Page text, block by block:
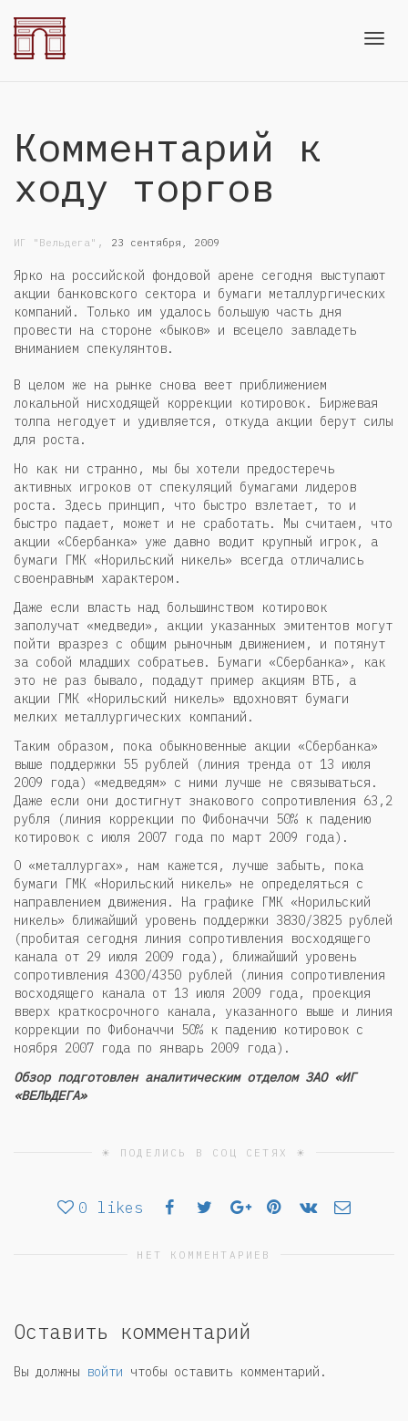
Комментарий к
ходу торгов
ИГ "Вельдега" , 23 сентября, 2009
Ярко на российской фондовой арене сегодня выступают
акции банковского сектора и бумаги металлургических
компаний. Только им удалось большую часть дня
провести на стороне «быков» и всецело завладеть
вниманием спекулянтов.
В целом же на рынке снова веет приближением
локальной нисходящей коррекции котировок. Биржевая
толпа негодует и удивляется, откуда акции берут силы
для роста.
Но как ни странно, мы бы хотели предостеречь
активных игроков от спекуляций бумагами лидеров
роста. Здесь принцип, что быстро взлетает, то и
быстро падает, может и не сработать. Мы считаем, что
акции «Сбербанка» уже давно водит крупный игрок, а
бумаги ГМК «Норильский никель» всегда отличались
своенравным характером.
Даже если власть над большинством котировок
заполучат «медведи», акции указанных эмитентов могут
пойти вразрез с общим рыночным движением, и потянут
за собой младших собратьев. Бумаги «Сбербанка», как
это не раз бывало, подадут пример акциям ВТБ, а
акции ГМК «Норильский никель» вдохновят бумаги
мелких металлургических компаний.
Таким образом, пока обыкновенные акции «Сбербанка»
выше поддержки 55 рублей (линия тренда от 13 июля
2009 года) «медведям» с ними лучше не связываться.
Даже если они достигнут знакового сопротивления 63,2
рубля (линия коррекции по Фибоначчи 50% к падению
котировок с июля 2007 года по март 2009 года).
О «металлургах», нам кажется, лучше забыть, пока
бумаги ГМК «Норильский никель» не определяться с
направлением движения. На графике ГМК «Норильский
никель» ближайший уровень поддержки 3830/3825 рублей
(пробитая сегодня линия сопротивления восходящего
канала от 29 июля 2009 года), ближайший уровень
сопротивления 4300/4350 рублей (линия сопротивления
восходящего канала от 13 июля 2009 года, проекция
вверх краткосрочного канала, указанного выше и линия
коррекции по Фибоначчи 50% к падению котировок с
ноября 2007 года по январь 2009 года).
Обзор подготовлен аналитическим отделом ЗАО «ИГ
«ВЕЛЬДЕГА»
☀ ПОДЕЛИСЬ В СОЦ СЕТЯХ ☀
0 likes
НЕТ КОММЕНТАРИЕВ
Оставить комментарий
Вы должны войти чтобы оставить комментарий.